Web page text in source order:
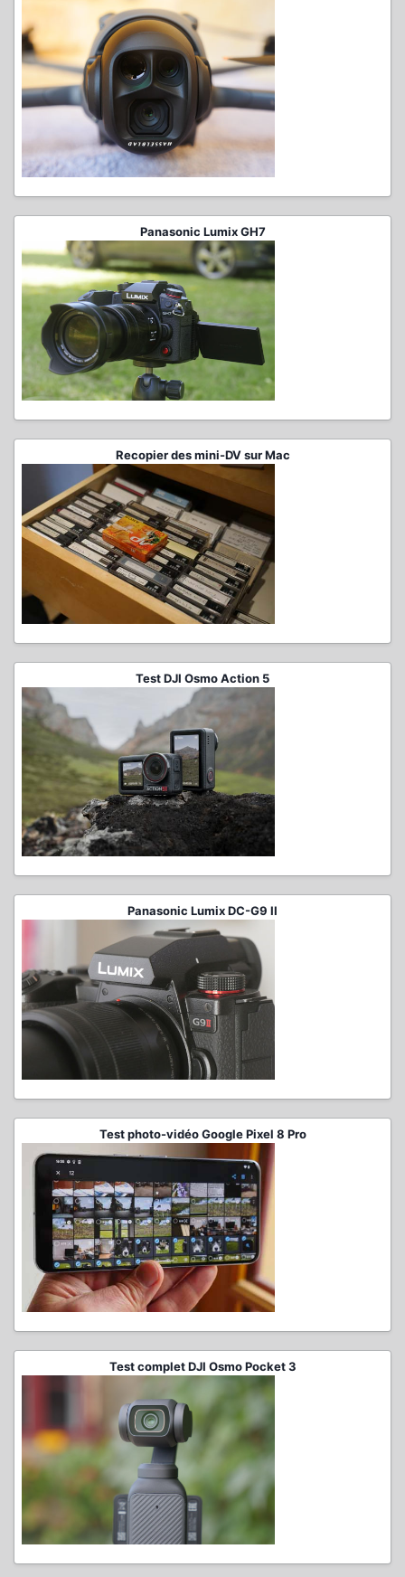
Panasonic Lumix GH7
Recopier des mini-DV sur Mac
Test DJI Osmo Action 5
Panasonic Lumix DC-G9 II
Test photo-vidéo Google Pixel 8 Pro
Test complet DJI Osmo Pocket 3